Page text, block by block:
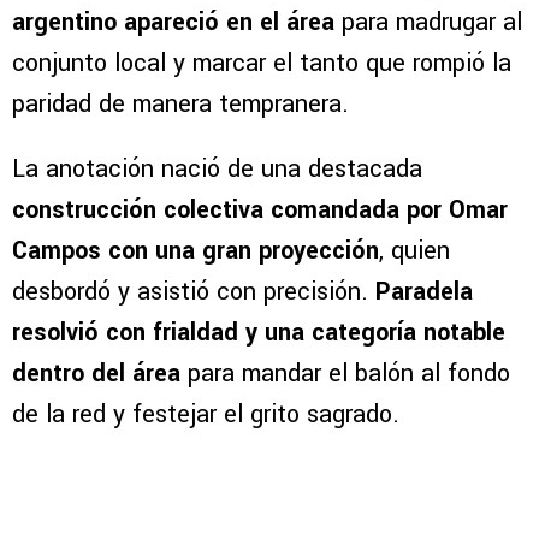
argentino apareció en el área para madrugar al
conjunto local y marcar el tanto que rompió la
paridad de manera tempranera.
La anotación nació de una destacada
construcción colectiva comandada por Omar
Campos con una gran proyección, quien
desbordó y asistió con precisión. Paradela
resolvió con frialdad y una categoría notable
dentro del área para mandar el balón al fondo
de la red y festejar el grito sagrado.